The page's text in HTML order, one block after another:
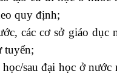
quy định;
các cơ sở giáo
tuyển;
sau đại học ở